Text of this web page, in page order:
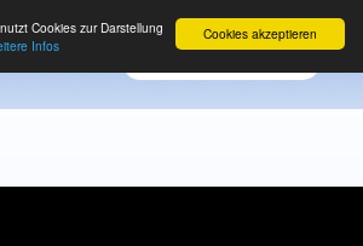
Cookies akzeptieren
Cookies zur Darstellung
Infos